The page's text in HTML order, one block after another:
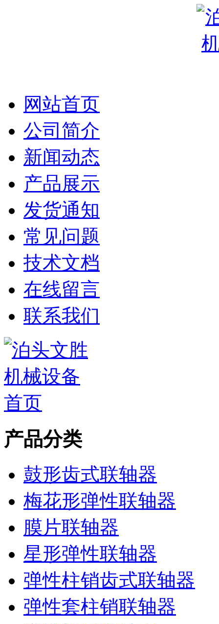
网站首页
公司简介
新闻动态
产品展示
发货通知
常见问题
技术文档
在线留言
联系我们
产品分类
鼓形齿式联轴器
梅花形弹性联轴器
膜片联轴器
星形弹性联轴器
弹性柱销齿式联轴器
弹性套柱销联轴器